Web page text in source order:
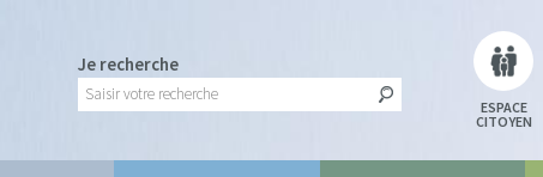
Je recherche
ESPACE
CITOYEN